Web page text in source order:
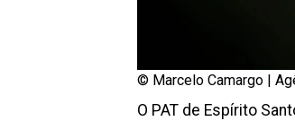
© Marcelo Camargo |
O PAT de Espírito